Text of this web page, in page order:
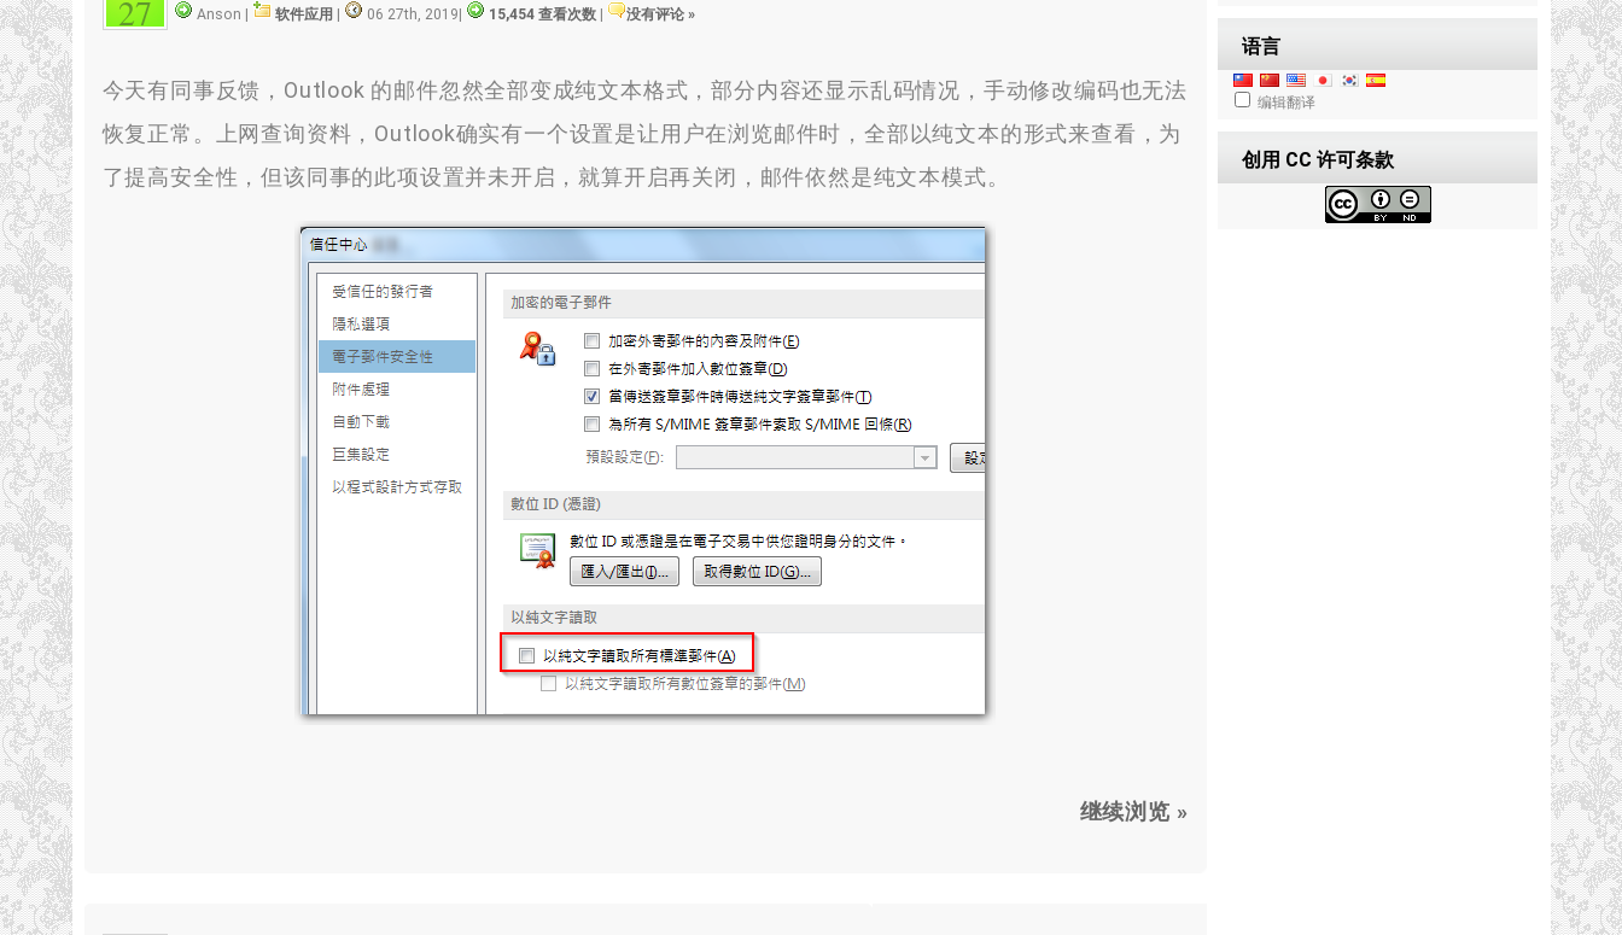
27 Anson | 软件应用 | 06 27th, 2019| 15,454 查看次数 | 没有评论 »
今天有同事反馈，Outlook 的邮件忽然全部变成纯文本格式，部分内容还显示乱码情况，手动修改编码也无法
恢复正常。上网查询资料，Outlook确实有一个设置是让用户在浏览邮件时，全部以纯文本的形式来查看，为
了提高安全性，但该同事的此项设置并未开启，就算开启再关闭，邮件依然是纯文本模式。
继续浏览 »
语言
编辑翻译
创用 CC 许可条款